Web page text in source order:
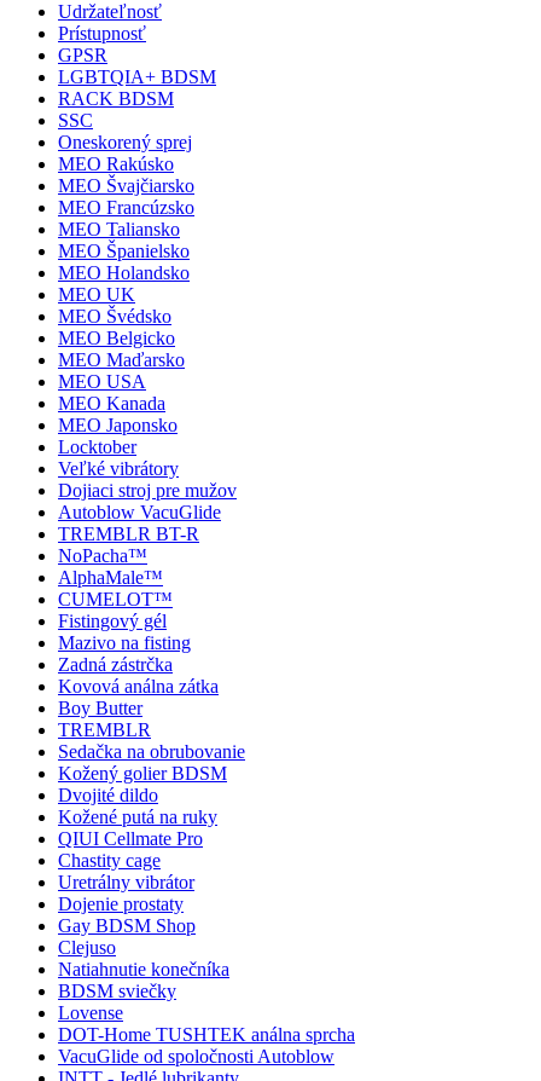
Udržateľnosť
Prístupnosť
GPSR
LGBTQIA+ BDSM
RACK BDSM
SSC
Oneskorený sprej
MEO Rakúsko
MEO Švajčiarsko
MEO Francúzsko
MEO Taliansko
MEO Španielsko
MEO Holandsko
MEO UK
MEO Švédsko
MEO Belgicko
MEO Maďarsko
MEO USA
MEO Kanada
MEO Japonsko
Locktober
Veľké vibrátory
Dojiaci stroj pre mužov
Autoblow VacuGlide
TREMBLR BT-R
NoPacha™
AlphaMale™
CUMELOT™
Fistingový gél
Mazivo na fisting
Zadná zástrčka
Kovová análna zátka
Boy Butter
TREMBLR
Sedačka na obrubovanie
Kožený golier BDSM
Dvojité dildo
Kožené putá na ruky
QIUI Cellmate Pro
Chastity cage
Uretrálny vibrátor
Dojenie prostaty
Gay BDSM Shop
Clejuso
Natiahnutie konečníka
BDSM sviečky
Lovense
DOT-Home TUSHTEK análna sprcha
VacuGlide od spoločnosti Autoblow